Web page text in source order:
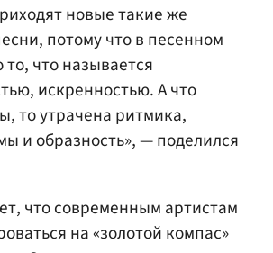
новые такие же
потому что в песенном
то, что называется
искренностью. А что
то утрачена ритмика,
и образность», — поделился
что современным артистам
на «золотой компас»